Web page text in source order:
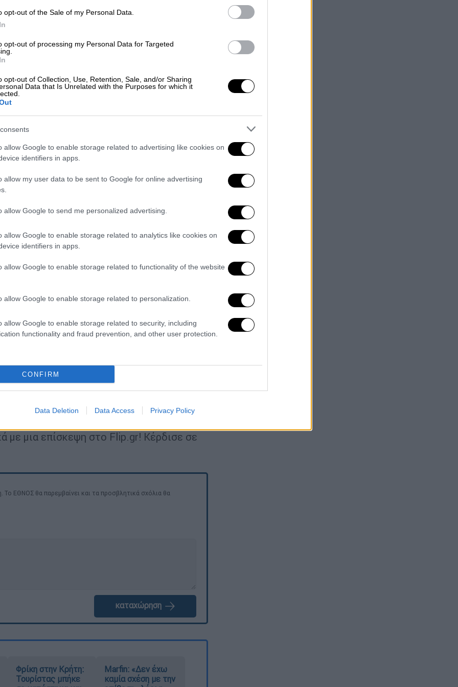
opt-out of the Sale of my Personal Data.
opt-out of processing my Personal Data for Targeted
opt-out of Collection, Use, Retention, Sale, and/or Sharing
Data that Is Unrelated with the Purposes for which it
allow Google to enable storage related to advertising like cookies on
identifiers in apps.
allow my user data to be sent to Google for online advertising
allow Google to send me personalized advertising.
allow Google to enable storage related to analytics like cookies on
identifiers in apps.
allow Google to enable storage related to functionality of the website
allow Google to enable storage related to personalization.
allow Google to enable storage related to security, including
functionality and fraud prevention, and other user protection.
CONFIRM
Data Deletion Data Access Privacy Policy
οικονομία. Μέσα από το
στην Ελλάδα για refurbished
γίνεται απόλυτα ασφαλής.
Περνούν από67 εξονυχιστικούς
η premium ποιότητά τους, «αποκτούν
εγγύηση
εξοικονομούν κατά μέσο όρο
χωρίς τις «τσουχτερές» τιμές
εντός 30 ημερών,γρήγορη
και τη
με γενικότερη ευελιξία που φτάνει
σε 3 απλά βήματα και
και εντελώς δωρεάν. Η διαδικασία
λαμβάνεις την πληρωμή σου.
από 550.000 ευχαριστημένοι
χώρες όπου δραστηριοποιείται,
σε κάθε τους βήμα.
Αν θέλεις να αποκτήσεις το νέο
έχεις βάλει στο μάτι, κάνε την
με μια επίσκεψη στο Flip.gr! Κέρδισε σε
ΕΘΝΟΣ θα παρεμβαίνει και τα προσβλητικά σχόλια θα
καταχώρηση
Φρίκη στην Κρήτη:
Τουρίστας μπήκε
Marfin: «Δεν έχω
καμία σχέση με την